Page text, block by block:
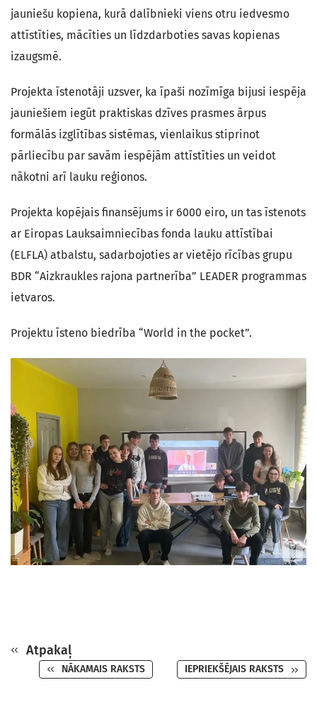
jauniešu kopiena, kurā dalībnieki viens otru iedvesmo
attīstīties, mācīties un līdzdarboties savas kopienas
izaugsmē.
Projekta īstenotāji uzsver, ka īpaši nozīmīga bijusi iespēja
jauniešiem iegūt praktiskas dzīves prasmes ārpus
formālās izglītības sistēmas, vienlaikus stiprinot
pārliecību par savām iespējām attīstīties un veidot
nākotni arī lauku reģionos.
Projekta kopējais finansējums ir 6000 eiro, un tas īstenots
ar Eiropas Lauksaimniecības fonda lauku attīstībai
(ELFLA) atbalstu, sadarbojoties ar vietējo rīcības grupu
BDR “Aizkraukles rajona partnerība” LEADER programmas
ietvaros.
Projektu īsteno biedrība “World in the pocket”.
Atpakaļ
NĀKAMAIS RAKSTS IEPRIEKŠĒJAIS RAKSTS